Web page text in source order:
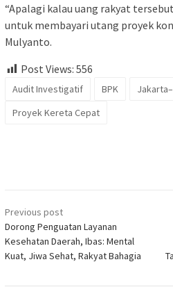
“Apalagi kalau uang rakyat
untuk membayari utang proyek
Mulyanto.
Post Views: 556
Audit Investigatif BPK
Proyek Kereta Cepat
Post
navigation
Previous post
Dorong Penguatan Layanan
Kesehatan Daerah, Ibas: Mental
Kuat, Jiwa Sehat, Rakyat Bahagia